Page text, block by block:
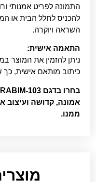
התמונה לפריט אמנותי
להכניס לחלל הבית או
השראה ויוקרה.
התאמה אישית:
ניתן להזמין את המוצר
כיתוב מותאם אישית,
אמונה, קדושה ועיצוב
ממנו.